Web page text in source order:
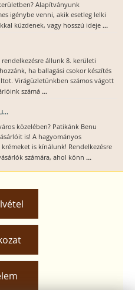
Alapítványunk
igénybe venni, akik esetleg lelki
küzdenek, vagy hosszú ideje ...
állunk 8. kerületi
ha ballagási csokor készítés
Virágüzletünkben számos vágott
számá ...
közelében? Patikánk Benu
is! A hagyományos
is kínálunk! Rendelkezésre
számára, ahol könn ...